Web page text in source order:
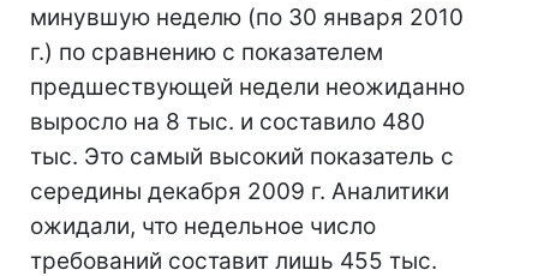
минувшую неделю (по 30 января 2010
г.) по сравнению с показателем
предшествующей недели неожиданно
выросло на 8 тыс. и составило 480
тыс. Это самый высокий показатель с
середины декабря 2009 г. Аналитики
ожидали, что недельное число
требований составит лишь 455 тыс.